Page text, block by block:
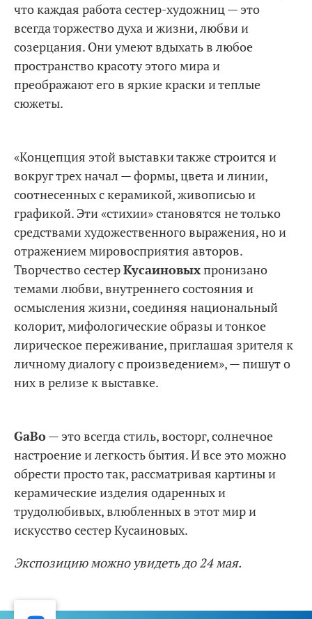
что каждая работа сестер-художниц — это
всегда торжество духа и жизни, любви и
созерцания. Они умеют вдыхать в любое
пространство красоту этого мира и
преображают его в яркие краски и теплые
сюжеты.
«Концепция этой выставки также строится и
вокруг трех начал — формы, цвета и линии,
соотнесенных с керамикой, живописью и
графикой. Эти «стихии» становятся не только
средствами художественного выражения, но и
отражением мировосприятия авторов.
Творчество сестерКусаиновыхпронизано
темами любви, внутреннего состояния и
осмысления жизни, соединяя национальный
колорит, мифологические образы и тонкое
лирическое переживание, приглашая зрителя к
личному диалогу с произведением», — пишут о
них в релизе к выставке.
GaBo— это всегда стиль, восторг, солнечное
настроение и легкость бытия. И все это можно
обрести просто так, рассматривая картины и
керамические изделия одаренных и
трудолюбивых, влюбленных в этот мир и
искусство сестер Кусаиновых.
Экспозицию можно увидеть до 24 мая.